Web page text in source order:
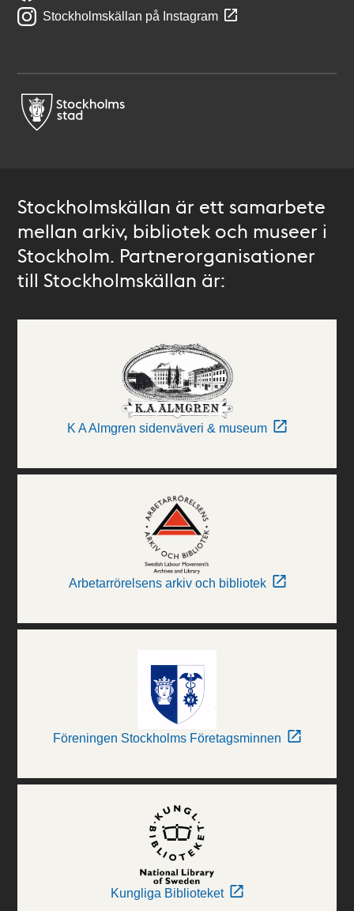
Stockholmskällan på Instagram
Stockholmskällan är ett samarbete
mellan arkiv, bibliotek och museer i
Stockholm. Partnerorganisationer
till Stockholmskällan är:
K A Almgren sidenväveri & museum
Arbetarrörelsens arkiv och bibliotek
Föreningen Stockholms Företagsminnen
Kungliga Biblioteket